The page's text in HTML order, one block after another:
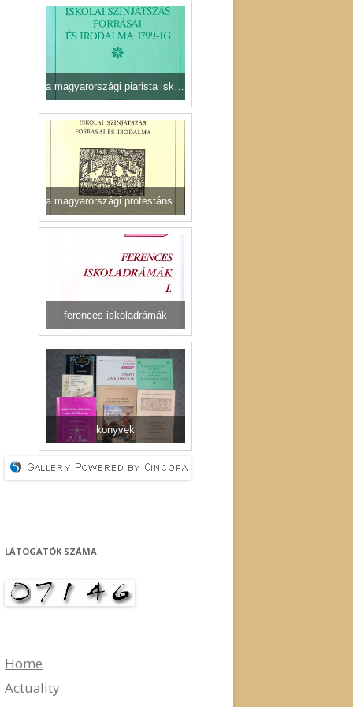
a magyarországi piarista iskolai színjátszás forrásai és irodalma1799-ig
a magyarországi protestáns színjátszás forrásai és irodalma
ferences iskoladrámák
konyvek
LÁTOGATÓK SZÁMA
Home
Actuality